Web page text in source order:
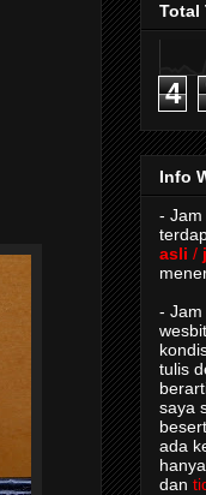
Total
4
Info
- Jam
asli /
- Jam
tulis
saya
ada
dan